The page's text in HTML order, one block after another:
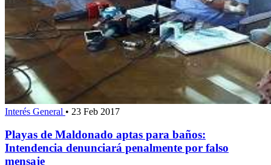
Interés General • 23 Feb 2017
Playas de Maldonado aptas para baños:
Intendencia denunciará penalmente por falso
mensaje